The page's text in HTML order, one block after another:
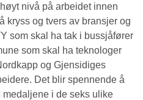
nivå på arbeidet innen
kryss og tvers av bransjer og
som skal ha tak i bussjåfører
som skal ha teknologer
og Gjensidiges
Det blir spennende å
medaljene i de seks ulike